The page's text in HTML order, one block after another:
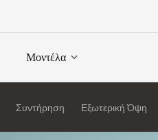
Μοντέλα
Συντήρηση Εξωτερική Όψη